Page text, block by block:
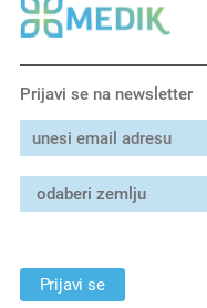
Prijavi se na newsletter
Prijavi se